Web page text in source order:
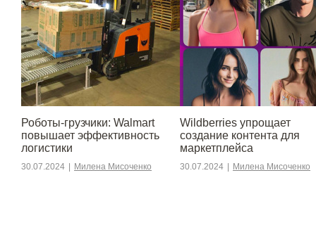
Роботы-грузчики: Walmart
повышает эффективность
логистики
30.07.2024 | Милена Мисоченко
Wildberries упрощает
создание контента для
маркетплейса
30.07.2024 | Милена Мисоченко